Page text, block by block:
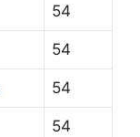
54
54
54
54